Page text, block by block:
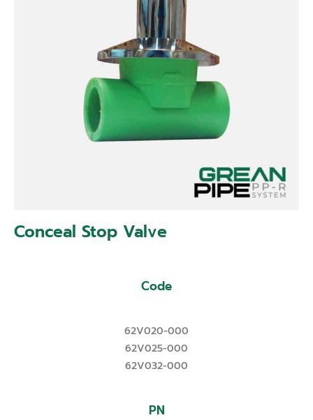
Conceal Stop Valve
Code
62V020-000
62V025-000
62V032-000
PN